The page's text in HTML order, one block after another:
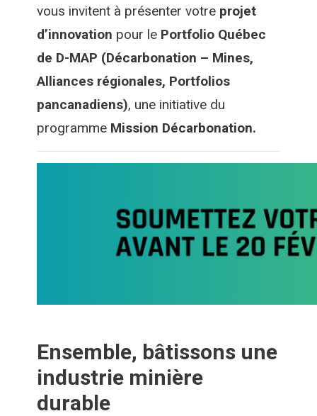
vous invitent à présentervotre projet
d’innovation pour le Portfolio Québec
de D-MAP (Décarbonation – Mines,
Alliances régionales, Portfolios
pancanadiens), une initiative du
programme Mission Décarbonation.
Ensemble, bâtissons une
industrie minière
durable